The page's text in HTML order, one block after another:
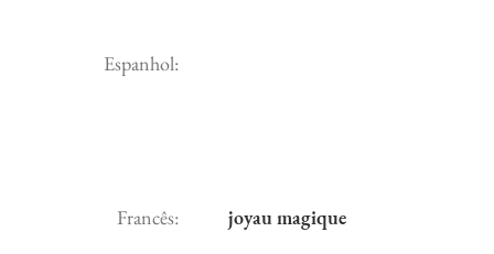
Espanhol:
Francês:
joyau magique